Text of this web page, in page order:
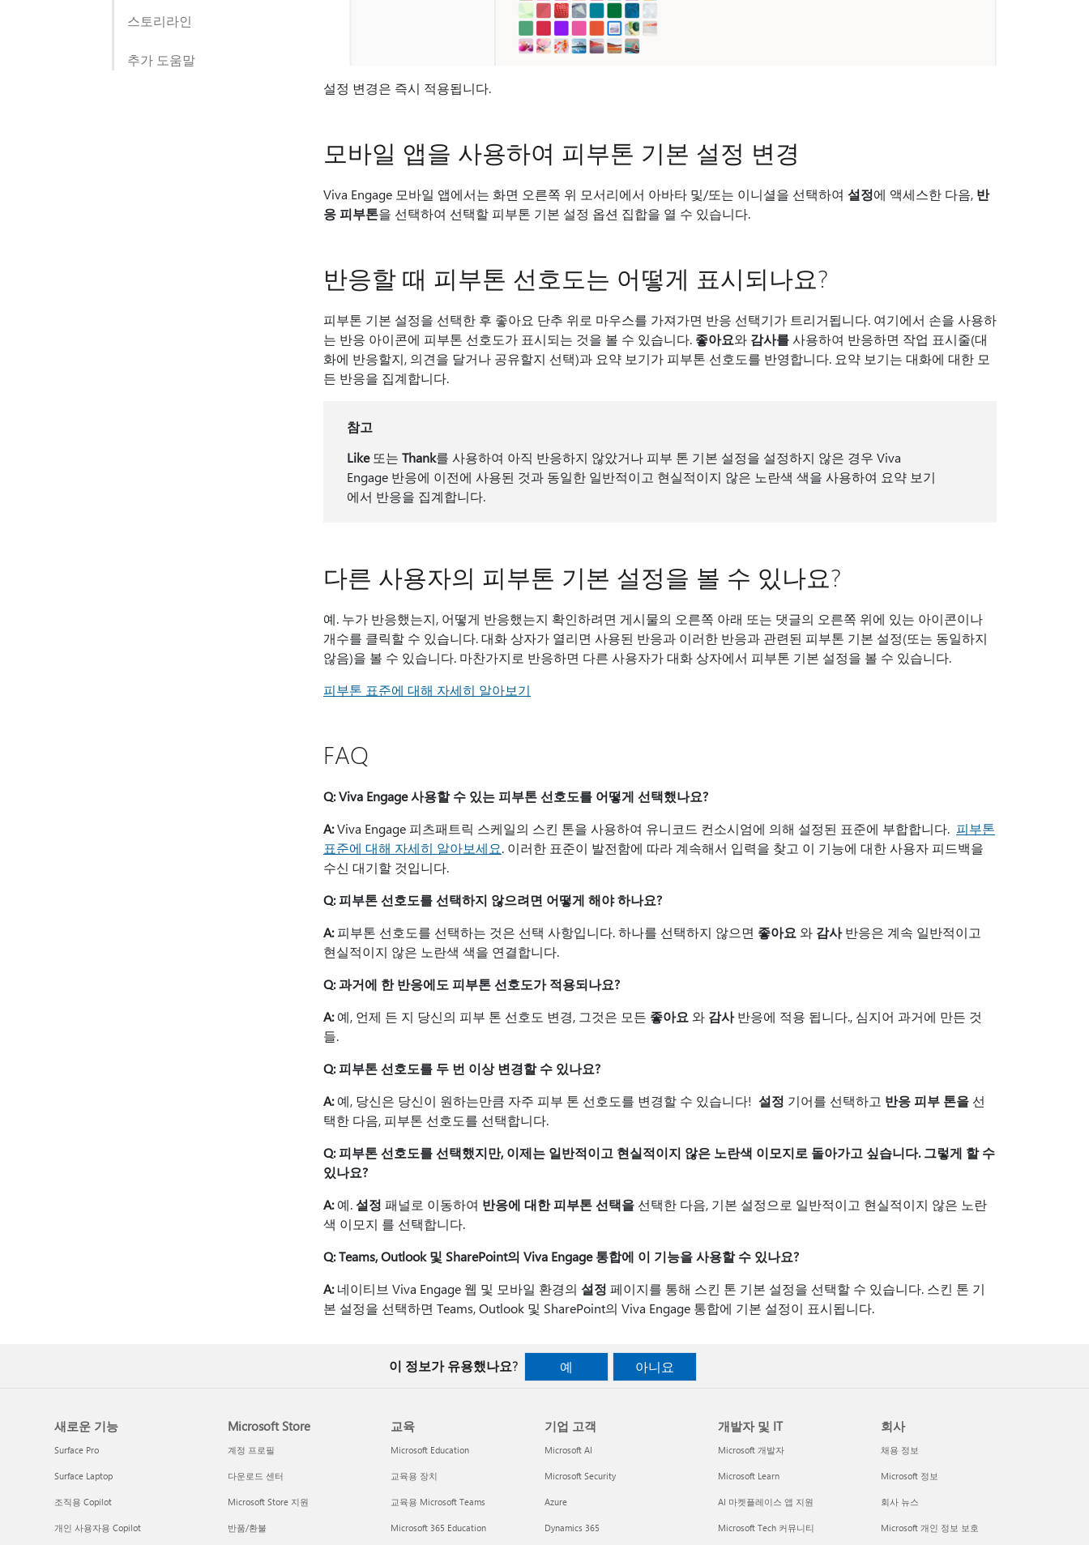
스토리라인
추가 도움말
설정 변경은 즉시 적용됩니다.
모바일 앱을 사용하여 피부톤 기본 설정 변경
Viva Engage 모바일 앱에서는 화면 오른쪽 위 모서리에서 아바타 및/또는 이니셜을 선택하여 설정에 액세스한 다음, 반
응 피부톤을 선택하여 선택할 피부톤 기본 설정 옵션 집합을 열 수 있습니다.
반응할 때 피부톤 선호도는 어떻게 표시되나요?
피부톤 기본 설정을 선택한 후 좋아요 단추 위로 마우스를 가져가면 반응 선택기가 트리거됩니다. 여기에서 손을 사용하
는 반응 아이콘에 피부톤 선호도가 표시되는 것을 볼 수 있습니다. 좋아요와 감사를사용하여 반응하면 작업 표시줄(대
화에 반응할지, 의견을 달거나 공유할지 선택)과 요약 보기가 피부톤 선호도를 반영합니다. 요약 보기는 대화에 대한 모
든 반응을 집계합니다.
참고
Like또는Thank를 사용하여 아직 반응하지 않았거나 피부 톤 기본 설정을 설정하지 않은 경우 Viva
Engage 반응에 이전에 사용된 것과 동일한 일반적이고 현실적이지 않은 노란색 색을 사용하여 요약 보기
에서 반응을 집계합니다.
다른 사용자의 피부톤 기본 설정을 볼 수 있나요?
예. 누가 반응했는지, 어떻게 반응했는지 확인하려면 게시물의 오른쪽 아래 또는 댓글의 오른쪽 위에 있는 아이콘이나
개수를 클릭할 수 있습니다. 대화 상자가 열리면 사용된 반응과 이러한 반응과 관련된 피부톤 기본 설정(또는 동일하지
않음)을 볼 수 있습니다. 마찬가지로 반응하면 다른 사용자가 대화 상자에서 피부톤 기본 설정을 볼 수 있습니다.
피부톤 표준에 대해 자세히 알아보기
FAQ
Q: Viva Engage 사용할 수 있는 피부톤 선호도를 어떻게 선택했나요?
A:Viva Engage 피츠패트릭 스케일의 스킨 톤을 사용하여 유니코드 컨소시엄에 의해 설정된 표준에 부합합니다. 피부톤
표준에 대해 자세히 알아보세요. 이러한 표준이 발전함에 따라 계속해서 입력을 찾고 이 기능에 대한 사용자 피드백을
수신 대기할 것입니다.
Q: 피부톤 선호도를 선택하지 않으려면 어떻게 해야 하나요?
A:피부톤 선호도를 선택하는 것은 선택 사항입니다. 하나를 선택하지 않으면 좋아요 와 감사반응은 계속 일반적이고
현실적이지 않은 노란색 색을 연결합니다.
Q: 과거에 한 반응에도 피부톤 선호도가 적용되나요?
A:예, 언제 든 지 당신의 피부 톤 선호도 변경, 그것은 모든 좋아요 와 감사반응에 적용 됩니다., 심지어 과거에 만든 것
들.
Q: 피부톤 선호도를 두 번 이상 변경할 수 있나요?
A:예, 당신은 당신이 원하는만큼 자주 피부 톤 선호도를 변경할 수 있습니다! 설정 기어를 선택하고 반응 피부 톤을 선
택한 다음, 피부톤 선호도를 선택합니다.
Q: 피부톤 선호도를 선택했지만, 이제는 일반적이고 현실적이지 않은 노란색 이모지로 돌아가고 싶습니다. 그렇게 할 수
있나요?
A:예.설정 패널로 이동하여 반응에 대한 피부톤 선택을 선택한 다음, 기본 설정으로 일반적이고 현실적이지 않은 노란
색 이모지 를 선택합니다.
Q: Teams, Outlook 및 SharePoint의 Viva Engage 통합에 이 기능을 사용할 수 있나요?
A:네이티브 Viva Engage 웹 및 모바일 환경의 설정 페이지를 통해 스킨 톤 기본 설정을 선택할 수 있습니다. 스킨 톤 기
본 설정을 선택하면 Teams, Outlook 및 SharePoint의 Viva Engage 통합에 기본 설정이 표시됩니다.
이 정보가 유용했나요? 예 아니요
새로운 기능
Surface Pro
Surface Laptop
조직용 Copilot
개인 사용자용 Copilot
Microsoft Store
계정 프로필
다운로드 센터
Microsoft Store 지원
반품/환불
교육
Microsoft Education
교육용 장치
교육용 Microsoft Teams
Microsoft 365 Education
기업 고객
Microsoft AI
Microsoft Security
Azure
Dynamics 365
개발자 및 IT
Microsoft 개발자
Microsoft Learn
AI 마켓플레이스 앱 지원
Microsoft Tech 커뮤니티
회사
채용 정보
Microsoft 정보
회사 뉴스
Microsoft 개인 정보 보호